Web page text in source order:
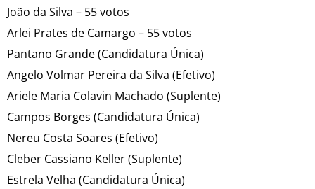
João da Silva – 55 votos
Arlei Prates de Camargo – 55 votos
Pantano Grande (Candidatura Única)
Angelo Volmar Pereira da Silva (Efetivo)
Ariele Maria Colavin Machado (Suplente)
Campos Borges (Candidatura Única)
Nereu Costa Soares (Efetivo)
Cleber Cassiano Keller (Suplente)
Estrela Velha (Candidatura Única)